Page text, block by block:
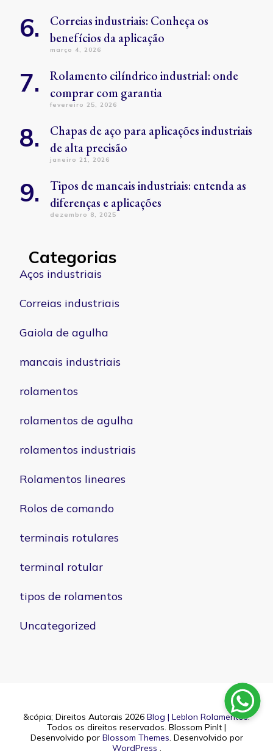
Correias industriais: Conheça os
benefícios da aplicação
março 4, 2026
Rolamento cilíndrico industrial: onde
comprar com garantia
fevereiro 25, 2026
Chapas de aço para aplicações industriais
de alta precisão
janeiro 21, 2026
Tipos de mancais industriais: entenda as
diferenças e aplicações
dezembro 8, 2025
Categorias
Aços industriais
Correias industriais
Gaiola de agulha
mancais industriais
rolamentos
rolamentos de agulha
rolamentos industriais
Rolamentos lineares
Rolos de comando
terminais rotulares
terminal rotular
tipos de rolamentos
Uncategorized
&cópia; Direitos Autorais 2026 Blog | Leblon Rolamentos.
Todos os direitos reservados. Blossom PinIt |
Desenvolvido por Blossom Themes. Desenvolvido por
WordPress .